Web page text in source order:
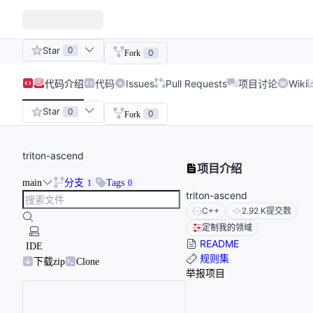
Star 0 Fork 0
代码介绍 代码 Issues Pull Requests 项目讨论 Wiki
Star 0 Fork 0
triton-ascend
main 分支 1 Tags 0
IDE
下载zip
Clone
项目介绍
triton-ascend
C++ 2.92 K提交数
定制我的领域
README
规则集
举报项目